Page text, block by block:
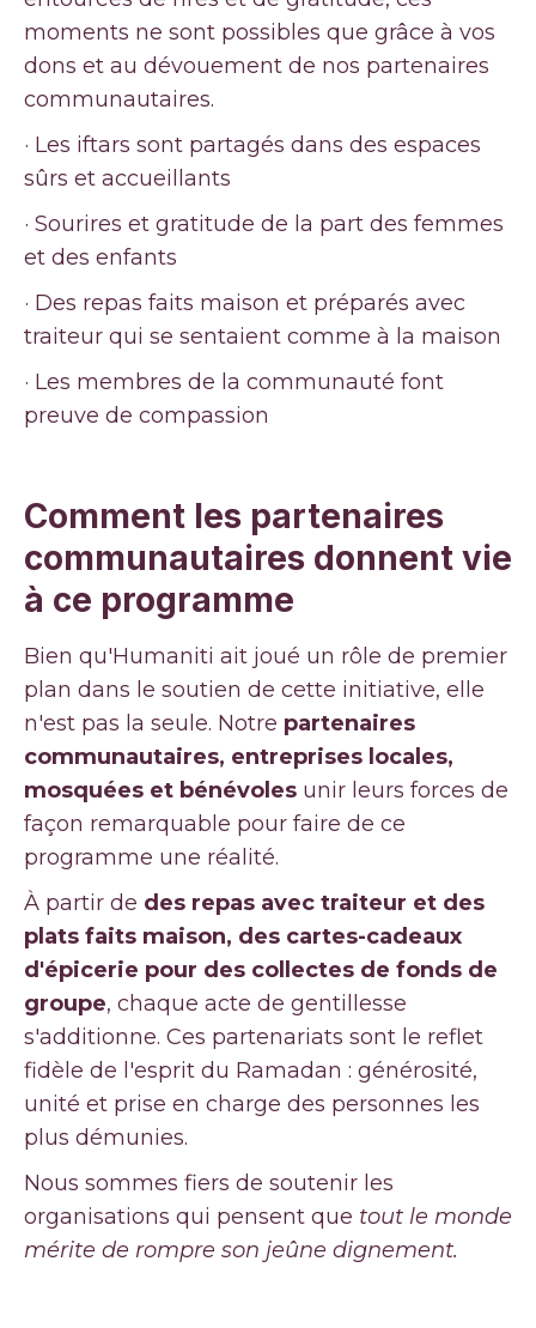
moments ne sont possibles que grâce à vos
dons et au dévouement de nos partenaires
communautaires.
· Les iftars sont partagés dans des espaces
sûrs et accueillants
· Sourires et gratitude de la part des femmes
et des enfants
· Des repas faits maison et préparés avec
traiteur qui se sentaient comme à la maison
· Les membres de la communauté font
preuve de compassion
Comment les partenaires
communautaires donnent vie
à ce programme
Bien qu'Humaniti ait joué un rôle de premier
plan dans le soutien de cette initiative, elle
n'est pas la seule. Notre partenaires
communautaires, entreprises locales,
mosquées et bénévoles unir leurs forces de
façon remarquable pour faire de ce
programme une réalité.
À partir de des repas avec traiteur et des
plats faits maison, des cartes-cadeaux
d'épicerie pour des collectes de fonds de
groupe, chaque acte de gentillesse
s'additionne. Ces partenariats sont le reflet
fidèle de l'esprit du Ramadan : générosité,
unité et prise en charge des personnes les
plus démunies.
Nous sommes fiers de soutenir les
organisations qui pensent que tout le monde
mérite de rompre son jeûne dignement.